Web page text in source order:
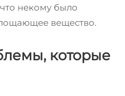
некому было
вещество.
которые